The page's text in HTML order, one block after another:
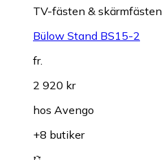
TV-fästen & skärmfästen
Bülow Stand BS15-2
fr.
2 920 kr
hos Avengo
+8 butiker